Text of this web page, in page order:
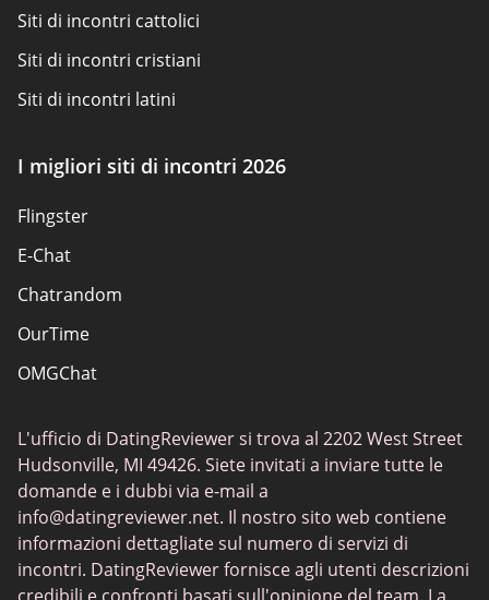
Siti di incontri cattolici
Siti di incontri cristiani
Siti di incontri latini
Siti scambisti
Siti di incontri popolari
Siti di incontri
App di incontri Elite
Incontri classici
I migliori siti di incontri
I migliori siti di incontri 2026
Flingster
E-Chat
Chatrandom
OurTime
OMGChat
Fruzo
Chat Avenue
TenderMeets
Chatspin
L'ufficio di DatingReviewer si trova al 2202 West Street
Hudsonville, MI 49426. Siete invitati a inviare tutte le
domande e i dubbi via e-mail a
info@datingreviewer.net. Il nostro sito web contiene
informazioni dettagliate sul numero di servizi di
incontri. DatingReviewer fornisce agli utenti descrizioni